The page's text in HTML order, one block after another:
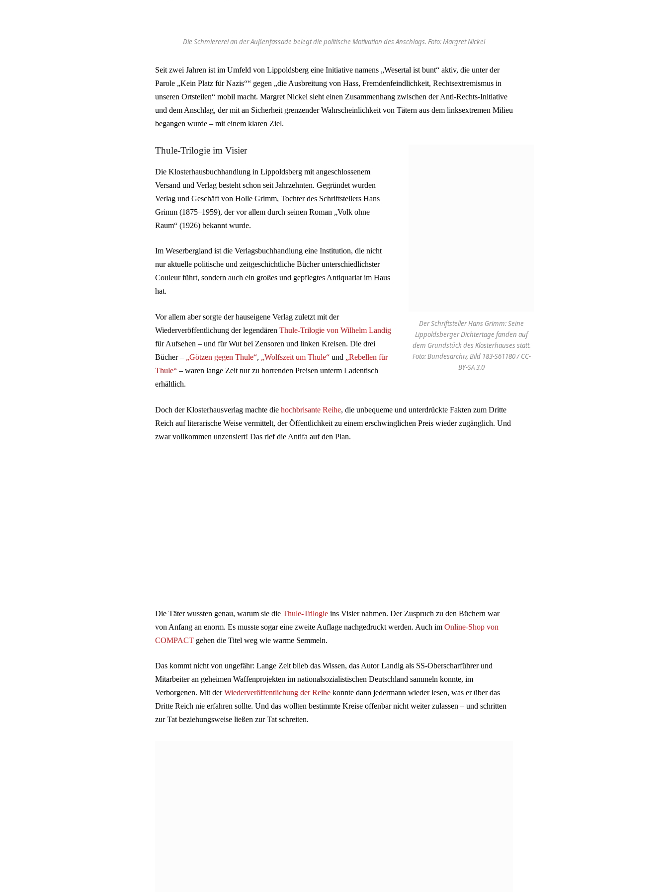
Die Schmiererei an der Außenfassade belegt die politische Motivation des Anschlags. Foto: Margret Nickel
Seit zwei Jahren ist im Umfeld von Lippoldsberg eine Initiative namens „Wesertal ist bunt“ aktiv, die unter der
Parole „Kein Platz für Nazis““ gegen „die Ausbreitung von Hass, Fremdenfeindlichkeit, Rechtsextremismus in
unseren Ortsteilen“ mobil macht. Margret Nickel sieht einen Zusammenhang zwischen der Anti-Rechts-Initiative
und dem Anschlag, der mit an Sicherheit grenzender Wahrscheinlichkeit von Tätern aus dem linksextremen Milieu
begangen wurde – mit einem klaren Ziel.
Der Schriftsteller Hans Grimm: Seine
Lippoldsberger Dichtertage fanden auf
dem Grundstück des Klosterhauses statt.
Foto: Bundesarchiv, Bild 183-S61180 / CC-
BY-SA 3.0
Thule-Trilogie im Visier
Die Klosterhausbuchhandlung in Lippoldsberg mit angeschlossenem
Versand und Verlag besteht schon seit Jahrzehnten. Gegründet wurden
Verlag und Geschäft von Holle Grimm, Tochter des Schriftstellers Hans
Grimm (1875–1959), der vor allem durch seinen Roman „Volk ohne
Raum“ (1926) bekannt wurde.
Im Weserbergland ist die Verlagsbuchhandlung eine Institution, die nicht
nur aktuelle politische und zeitgeschichtliche Bücher unterschiedlichster
Couleur führt, sondern auch ein großes und gepflegtes Antiquariat im Haus
hat.
Vor allem aber sorgte der hauseigene Verlag zuletzt mit der
Wiederveröffentlichung der legendären Thule-Trilogie von Wilhelm Landig
für Aufsehen – und für Wut bei Zensoren und linken Kreisen. Die drei
Bücher – „Götzen gegen Thule“, „Wolfszeit um Thule“ und „Rebellen für
Thule“ – waren lange Zeit nur zu horrenden Preisen unterm Ladentisch
erhältlich.
Doch der Klosterhausverlag machte die hochbrisante Reihe, die unbequeme und unterdrückte Fakten zum Dritte
Reich auf literarische Weise vermittelt, der Öffentlichkeit zu einem erschwinglichen Preis wieder zugänglich. Und
zwar vollkommen unzensiert! Das rief die Antifa auf den Plan.
Die Täter wussten genau, warum sie die Thule-Trilogie ins Visier nahmen. Der Zuspruch zu den Büchern war
von Anfang an enorm. Es musste sogar eine zweite Auflage nachgedruckt werden. Auch im Online-Shop von
COMPACT gehen die Titel weg wie warme Semmeln.
Das kommt nicht von ungefähr: Lange Zeit blieb das Wissen, das Autor Landig als SS-Oberscharführer und
Mitarbeiter an geheimen Waffenprojekten im nationalsozialistischen Deutschland sammeln konnte, im
Verborgenen. Mit derWiederveröffentlichung der Reihe konnte dann jedermann wieder lesen, was er über das
Dritte Reich nie erfahren sollte. Und das wollten bestimmte Kreise offenbar nicht weiter zulassen – und schritten
zur Tat beziehungsweise ließen zur Tat schreiten.